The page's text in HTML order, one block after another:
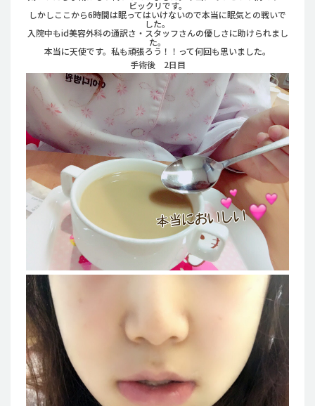
ビックリです。
しかしここから6時間は眠ってはいけないので本当に眠気との戦いで
した。
入院中もid美容外科の通訳さ・スタッフさんの優しさに助けられまし
た。
本当に天使です。私も頑張ろう！！って何回も思いました。
手術後 2日目